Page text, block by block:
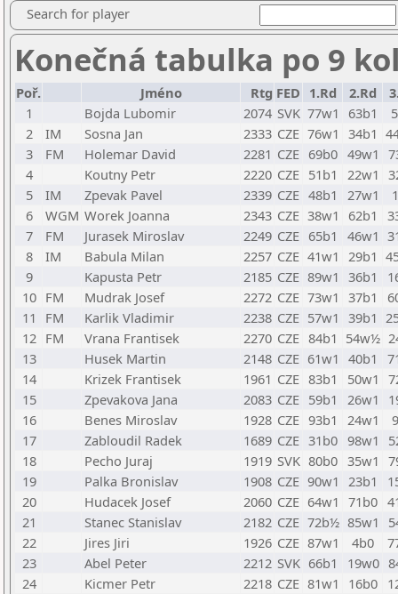
Search for player
Konečná tabulka po 9
Poř. Jméno Rtg FED 1.Rd 2.Rd
1
Bojda Lubomir 2074 SVK 77w1 63b1
2
IM Sosna Jan 2333 CZE 76w1 34b1
3
FM Holemar David 2281 CZE 69b0 49w1
4
Koutny Petr 2220 CZE 51b1 22w1
5
IM Zpevak Pavel 2339 CZE 48b1 27w1
6
WGM Worek Joanna 2343 CZE 38w1 62b1
7
FM Jurasek Miroslav 2249 CZE 65b1 46w1
8
IM Babula Milan 2257 CZE 41w1 29b1
9
Kapusta Petr 2185 CZE 89w1 36b1
10 FM Mudrak Josef 2272 CZE 73w1 37b1
11
FM Karlik Vladimir 2238 CZE 57w1 39b1
12 FM Vrana Frantisek 2270 CZE 84b1 54w½
13
Husek Martin 2148 CZE 61w1 40b1
14
Krizek Frantisek 1961 CZE 83b1 50w1
15
Zpevakova Jana 2083 CZE 59b1 26w1
16
Benes Miroslav 1928 CZE 93b1 24w1
17
Zabloudil Radek 1689 CZE 31b0 98w1
18
Pecho Juraj 1919 SVK 80b0 35w1
19
Palka Bronislav 1908 CZE 90w1 23b1
20
Hudacek Josef 2060 CZE 64w1 71b0
21
Stanec Stanislav 2182 CZE 72b½ 85w1
22
Jires Jiri 1926 CZE 87w1 4b0
23
Abel Peter 2212 SVK 66b1 19w0
24
Kicmer Petr 2218 CZE 81w1 16b0